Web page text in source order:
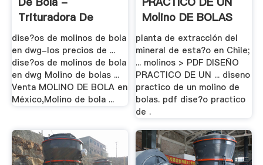
Trituradora De
Cono
dise?os de molinos de bola
en dwg-los precios de ...
dise?os de molinos de bola
en dwg Molino de bolas ...
Venta MOLINO DE BOLA en
México,Molino de bola ...
Molino DE BOLAS
planta de extracción del
mineral de esta?o en Chile;
... molinos > PDF DISEÑO
PRACTICO DE UN ... diseno
practico de un molino de
bolas. pdf dise?o practico
de .